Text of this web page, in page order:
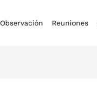
Observación Reuniones